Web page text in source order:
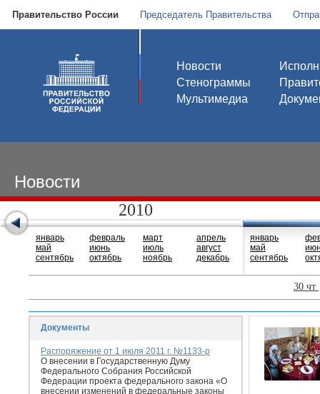
Правительство России Председатель Правительства
Новости
Стенограммы
Мультимедиа
Новости
2010
январь
май
сентябрь
февраль
июнь
октябрь
март
июль
ноябрь
апрель
август
декабрь
январь
май
сентябрь
30 чт
Документы
Распоряжение от 1 июля 2011 г. №1133-р
О внесении в Государственную Думу
Федерального Собрания Российской
Федерации проекта федерального закона «О
внесении изменений в федеральные законы